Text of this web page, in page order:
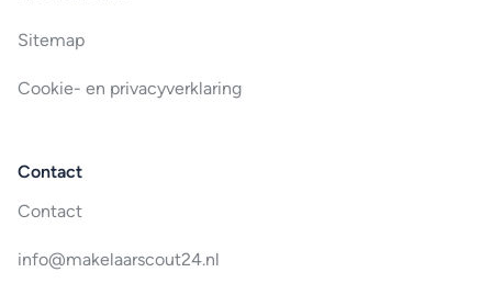
Sitemap
Cookie- en privacyverklaring
Contact
Contact
info@makelaarscout24.nl